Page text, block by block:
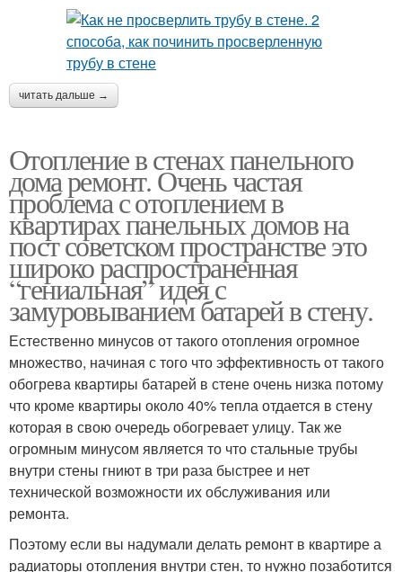
читать дальше →
Отопление в стенах панельного
дома ремонт. Очень частая
проблема с отоплением в
квартирах панельных домов на
пост советском пространстве это
широко распространенная
“гениальная” идея с
замуровыванием батарей в стену.
Естественно минусов от такого отопления огромное
множество, начиная с того что эффективность от такого
обогрева квартиры батарей в стене очень низка потому
что кроме квартиры около 40% тепла отдается в стену
которая в свою очередь обогревает улицу. Так же
огромным минусом является то что стальные трубы
внутри стены гниют в три раза быстрее и нет
технической возможности их обслуживания или
ремонта.
Поэтому если вы надумали делать ремонт в квартире а
радиаторы отопления внутри стен, то нужно позаботится